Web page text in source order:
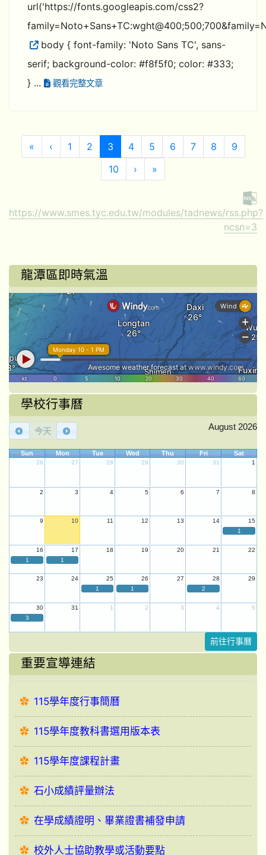
url('https://fonts.googleapis.com/css2?
body { font-family: 'Noto Sans TC', sans-
serif; background-color: #f8f5f0; color: #333;
} ...
觀看完整文章
«第一頁
‹上一頁
1 2 3(目前頁次)
4 5 6 7 8
9
10
›下一頁
»最後頁
https://www.smes.tyc.edu.tw/modules/tadnews/rss.php?
ncsn=3
龍潭區即時氣溫
學校行事曆
今天 August 2026
Sun Mon Tue Wed Thu Fri Sat
26 27 28 29 30 31 1
2 3 4 5 6 7 8
9 10 11 12 13 14
15
1
16 17 18 19 20 21
22
1
1
23 24 25 26 27 28
29
1
1 2
30 31 1 2 3 4
5
3
前往行事曆
重要宣導連結
115學年度行事簡曆
115學年度教科書選用版本表
115學年度課程計畫
石小成績評量辦法
在學成績證明、畢業證書補發申請
校外人士協助教學或活動要點